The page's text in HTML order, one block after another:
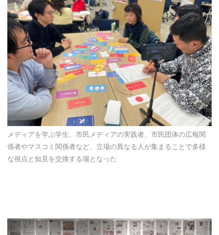
メディアを学ぶ学生、市民メディアの実践者、市民団体の広報関
係者やマスコミ関係者など、立場の異なる人が集まることで多様
な視点と知見を交換する場となった